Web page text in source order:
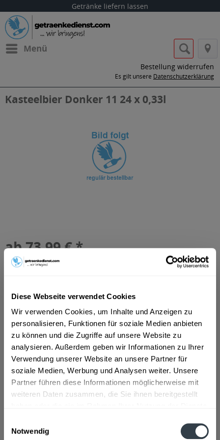
Diese Webseite verwendet Cookies
Wir verwenden Cookies, um Inhalte und Anzeigen zu
personalisieren, Funktionen für soziale Medien anbieten
zu können und die Zugriffe auf unsere Website zu
analysieren. Außerdem geben wir Informationen zu Ihrer
Verwendung unserer Website an unsere Partner für
soziale Medien, Werbung und Analysen weiter. Unsere
Partner führen diese Informationen möglicherweise mit
weiteren Daten zusammen, die Sie ihnen bereitgestellt
Notwendig
Getränke liefern lassen
Menü
Bestellung widerrufen
Es gilt unsere Datenschutzerklärung
Kasteelbier Donker 11 24 x 0,33l
ab 73,99 € *
Inhalt:7.92 Liter (9,34 € * / 1 Liter)
inkl. MwSt.ggf. zzgl. Erschwerniszuschlag
MEHRWEG
Warenkorb
Artikel-Nr.:
28207
Verfügbar in:
Beschreibung
mehr